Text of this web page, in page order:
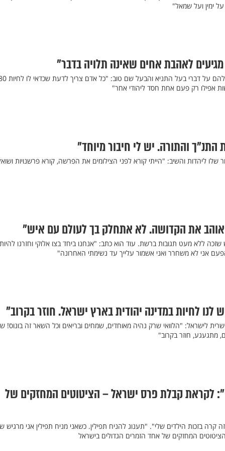
ימין ועל שמאל"
לאהבת אחים שאינה תלויה בדבר"
אפילו רק פעם אחת חסד ליהודי אחר"
והתורה. יש לי חיבור מיוחד"
שלו ליהדות והשיב: "הייתי קורא לפני הצילומים את הפרשה, קורא פרשנויות
את הקדושה. לא אתחלק בך לעולם עם איש"
ללא מעט תגובות ברשת. עוד הוא כתב: "אנחנו ביחד בצו אלוקי וחזרנו
אני לא משחרר ואני אשמור עלייך עד נשימתי האחרונה"
לחיות במדינה יהודית בארץ ישראל. חוזר בקרוב"
לישראל: "הלוואי שרק נהיה מאוחדים, שמחים ובריאים וכל השאר זה בונוס!
מתגעגע, חוזר בקרוב"
לקראת קבלת פרס ישראל – הציטוטים המחזקים של
לשמור שבת בגיל 50. זה קרה בזכות הילדים שלי". "תענוג להניח תפילין. כשאני מניח תפילין אני מרגיש
המחזקים של אחד הזמרים הגדולים בישראל